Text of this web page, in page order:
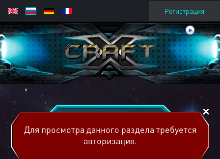
Регистрация
Для просмотра данного раздела требуется
авторизация.